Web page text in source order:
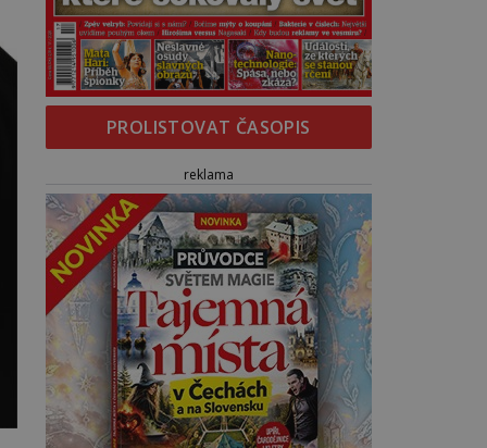
PROLISTOVAT ČASOPIS
reklama